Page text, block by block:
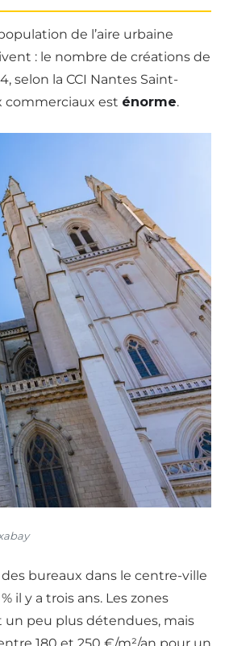
de l’aire urbaine
: le nombre de créations de
selon la CCI Nantes Saint-
commerciaux est énorme.
des bureaux dans le centre-ville
il y a trois ans. Les zones
un peu plus détendues, mais
180 et 250 €/m²/an pour un